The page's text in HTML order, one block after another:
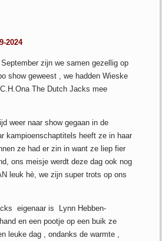
2024
zijn we samen gezellig op
show geweest , we hadden Wieske
The Dutch Jacks mee
weer naar show gegaan in de
kampioenschaptitels heeft ze in haar
ze had er zin in want ze liep fier
ons meisje werdt deze dag ook nog
leuk hè, we zijn super trots op ons
eigenaar is Lynn Hebben-
en een pootje op een buik ze
leuke dag , ondanks de warmte ,